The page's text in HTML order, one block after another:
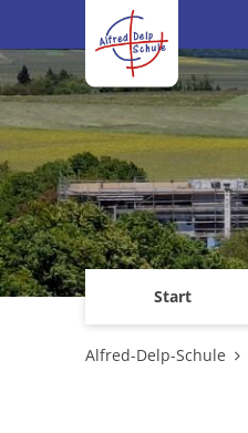
Zum Inhalt springen
Start
Alfred-Delp-Schule